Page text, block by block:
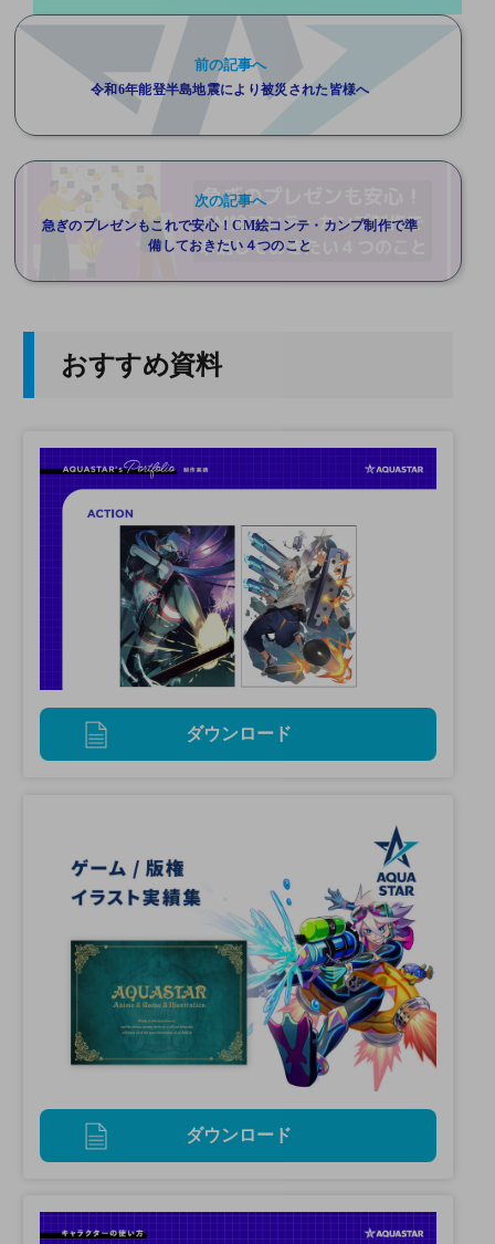
前の記事へ
令和6年能登半島地震により被災された皆様へ
次の記事へ
急ぎのプレゼンもこれで安心！CM絵コンテ・カンプ制作で準
備しておきたい４つのこと
おすすめ資料
ダウンロード
ダウンロード